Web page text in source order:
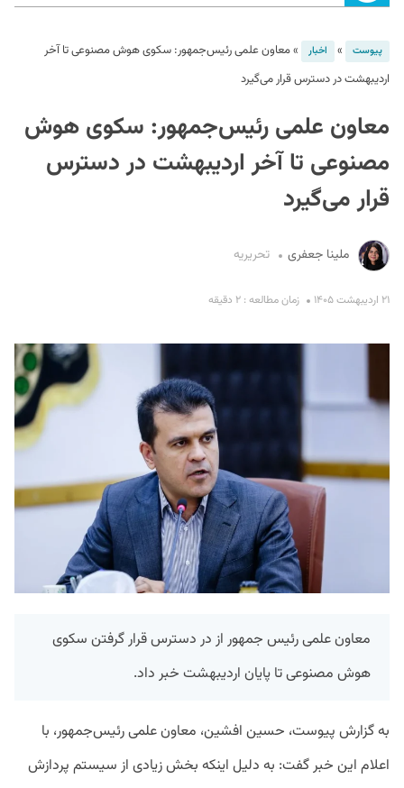
پیوست » اخبار »معاون علمی رئیس‌جمهور: سکوی هوش مصنوعی تا آخر
اردیبهشت در دسترس قرار می‌گیرد
معاون علمی رئیس‌جمهور: سکوی هوش
مصنوعی تا آخر اردیبهشت در دسترس
قرار می‌گیرد
ملینا جعفری تحریریه
۲۱ اردیبهشت ۱۴۰۵ زمان مطالعه : ۲ دقیقه
معاون علمی رئیس جمهور از در دسترس قرار گرفتن سکوی
هوش مصنوعی تا پایان اردیبهشت خبر داد.
به گزارش پیوست، حسین افشین، معاون علمی رئیس‌جمهور، با
اعلام این خبر گفت: به دلیل اینکه بخش زیادی از سیستم پردازش